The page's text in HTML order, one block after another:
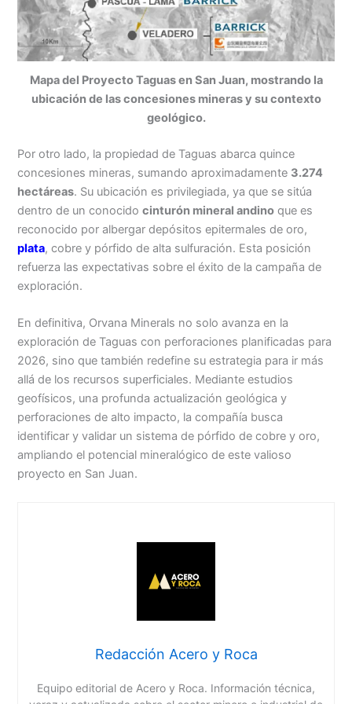
Mapa del Proyecto Taguas en San Juan, mostrando la
ubicación de las concesiones mineras y su contexto
geológico.
Por otro lado, la propiedad de Taguas abarca quince
concesiones mineras, sumando aproximadamente 3.274
hectáreas. Su ubicación es privilegiada, ya que se sitúa
dentro de un conocidocinturón mineral andino que es
reconocido por albergar depósitos epitermales de oro,
plata, cobre y pórfido de alta sulfuración. Esta posición
refuerza las expectativas sobre el éxito de la campaña de
exploración.
En definitiva, Orvana Minerals no solo avanza en la
exploración de Taguas con perforaciones planificadas para
2026, sino que también redefine su estrategia para ir más
allá de los recursos superficiales. Mediante estudios
geofísicos, una profunda actualización geológica y
perforaciones de alto impacto, la compañía busca
identificar y validar un sistema de pórfido de cobre y oro,
ampliando el potencial mineralógico de este valioso
proyecto en San Juan.
Redacción Acero y Roca
Equipo editorial de Acero y Roca. Información técnica,